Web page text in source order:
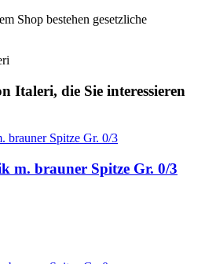
Shop bestehen gesetzliche
Italeri, die Sie interessieren
m. brauner Spitze Gr. 0/3